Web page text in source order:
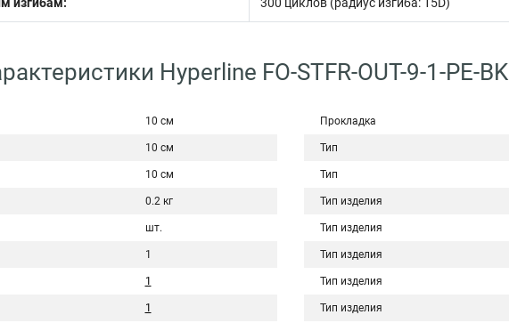
Hyperline FO-STFR-OUT-9-1-PE-BK
10 см
10 см
10 см
0.2 кг
шт.
1
1
1
Прокладка
Тип
Тип
Тип изделия
Тип изделия
Тип изделия
Тип изделия
Тип изделия